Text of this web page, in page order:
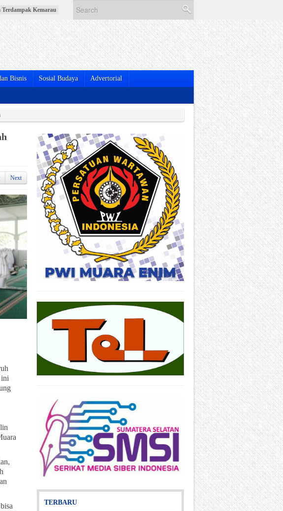
Kemarau
Lematang, Wujud
2030 Berlangsung
Muara Enim
Pelayanan JKN
Bisnis Sosial Budaya Advertorial
Next
ini
TERBARU